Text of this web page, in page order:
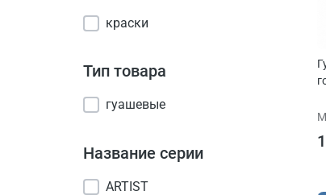
краски
Тип товара
гуашевые
Название серии
ARTIST